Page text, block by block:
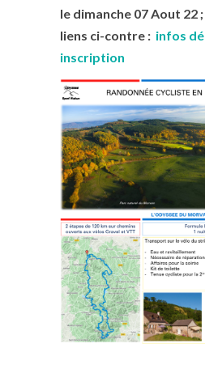
le dimanche 07 Aout 22
liens ci-contre : infos
inscription